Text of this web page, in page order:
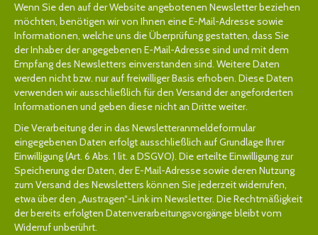
Wenn Sie den auf der Website angebotenen Newsletter beziehen
möchten, benötigen wir von Ihnen eine E-Mail-Adresse sowie
Informationen, welche uns die Überprüfung gestatten, dass Sie
der Inhaber der angegebenen E-Mail-Adresse sind und mit dem
Empfang des Newsletters einverstanden sind. Weitere Daten
werden nicht bzw. nur auf freiwilliger Basis erhoben. Diese Daten
verwenden wir ausschließlich für den Versand der angeforderten
Informationen und geben diese nicht an Dritte weiter.
Die Verarbeitung der in das Newsletteranmeldeformular
eingegebenen Daten erfolgt ausschließlich auf Grundlage Ihrer
Einwilligung (Art. 6 Abs. 1 lit. a DSGVO). Die erteilte Einwilligung zur
Speicherung der Daten, der E-Mail-Adresse sowie deren Nutzung
zum Versand des Newsletters können Sie jederzeit widerrufen,
etwa über den „Austragen“-Link im Newsletter. Die Rechtmäßigkeit
der bereits erfolgten Datenverarbeitungsvorgänge bleibt vom
Widerruf unberührt.